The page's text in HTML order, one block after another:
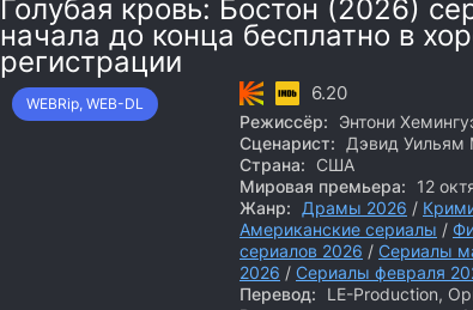
Голубая кровь: Бостон (2026)
начала до конца бесплатно в
регистрации
WEBRip, WEB-DL 6.20
Режиссёр:
Энтони
Сценарист:
Дэвид Уильям
Страна:
США
Мировая премьера:
12
Жанр:
Драмы 2026 /
Американские сериалы /
сериалов 2026 / Сериалы
2026 / Сериалы февраля
Перевод:
LE-Production,